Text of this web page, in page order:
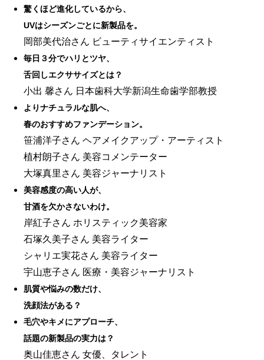
驚くほど進化しているから、
UVはシーズンごとに新製品を。
岡部美代治さん ビューティサイエンティスト
毎日３分でハリとツヤ、
舌回しエクササイズとは？
小出 馨さん 日本歯科大学新潟生命歯学部教授
よりナチュラルな肌へ、
春のおすすめファンデーション。
笹浦洋子さん ヘアメイクアップ・アーティスト
植村朗子さん 美容コメンテーター
大塚真里さん 美容ジャーナリスト
美容感度の高い人が、
甘酒を欠かさないわけ。
岸紅子さん ホリスティック美容家
石塚久美子さん 美容ライター
シャリエ実花さん 美容ライター
宇山恵子さん 医療・美容ジャーナリスト
肌質や悩みの数だけ、
洗顔法がある？
毛穴やキメにアプローチ、
話題の新製品の実力は？
奥山佳恵さん 女優、タレント